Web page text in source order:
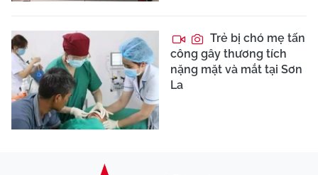
Trẻ bị chó mẹ tấn
công gây thương tích
nặng mặt và mắt tại Sơn
La